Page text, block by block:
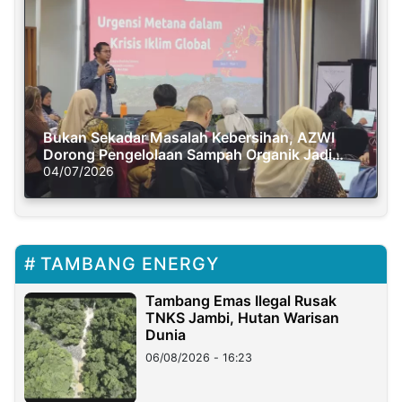
Bukan Sekadar Masalah Kebersihan, AZWI
Dorong Pengelolaan Sampah Organik Jadi
Solusi Krisis Iklim
04/07/2026
TAMBANG ENERGY
Tambang Emas Ilegal Rusak
TNKS Jambi, Hutan Warisan
Dunia
06/08/2026 - 16:23